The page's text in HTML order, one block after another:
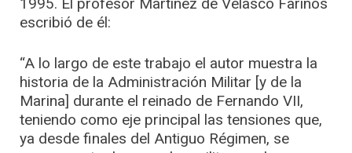
escribió de él:
“A lo largo de este trabajo el autor muestra la
historia de la Administración Militar [y de la
Marina] durante el reinado de Fernando VII,
teniendo como eje principal las tensiones que,
ya desde finales del Antiguo Régimen, se